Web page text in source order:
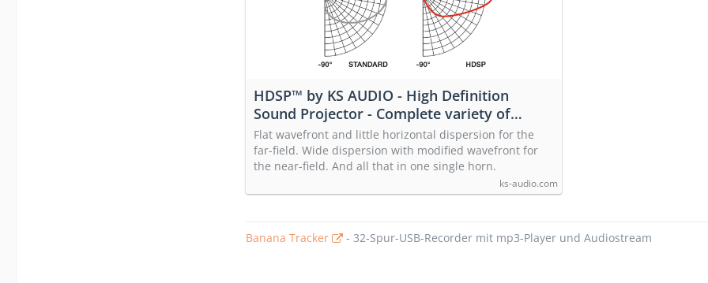
HDSP™ by KS AUDIO - High Definition
Sound Projector - Complete variety of
dispersion behavior in one single horn. —
KS AUDIO Professional Loudspeaker-
systems made in Germany
Flat wavefront and little horizontal dispersion for the
far-field. Wide dispersion with modified wavefront for
the near-field. And all that in one single horn.
ks-audio.com
Banana Tracker - 32-Spur-USB-Recorder mit mp3-Player und Audiostream